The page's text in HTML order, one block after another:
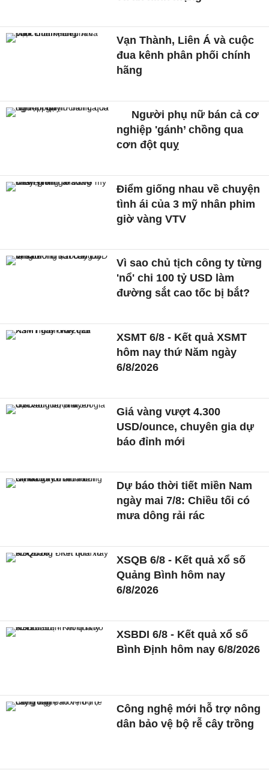
Vạn Thành, Liên Á và cuộc
đua kênh phân phối chính
hãng
Người phụ nữ bán cả cơ
nghiệp 'gánh’ chồng qua
cơn đột quỵ
Điểm giống nhau về chuyện
tình ái của 3 mỹ nhân phim
giờ vàng VTV
Vì sao chủ tịch công ty từng
'nổ' chi 100 tỷ USD làm
đường sắt cao tốc bị bắt?
XSMT 6/8 - Kết quả XSMT
hôm nay thứ Năm ngày
6/8/2026
Giá vàng vượt 4.300
USD/ounce, chuyên gia dự
báo đỉnh mới
Dự báo thời tiết miền Nam
ngày mai 7/8: Chiều tối có
mưa dông rải rác
XSQB 6/8 - Kết quả xổ số
Quảng Bình hôm nay
6/8/2026
XSBDI 6/8 - Kết quả xổ số
Bình Định hôm nay 6/8/2026
Công nghệ mới hỗ trợ nông
dân bảo vệ bộ rễ cây trồng